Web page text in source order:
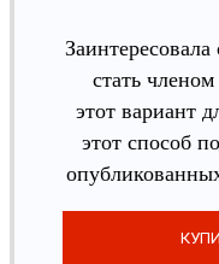
стать
этот вариант
этот способ